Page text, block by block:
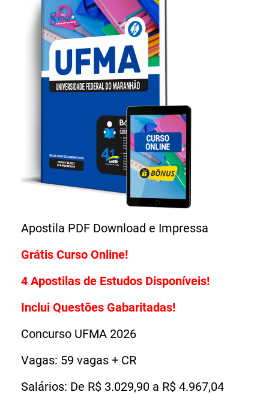
Grátis Curso Online!
4 Apostilas de Estudos Disponíveis!
Inclui Questões Gabaritadas!
Concurso UFMA 2026
Vagas: 59 vagas + CR
Salários: De R$ 3.029,90 a R$ 4.967,04